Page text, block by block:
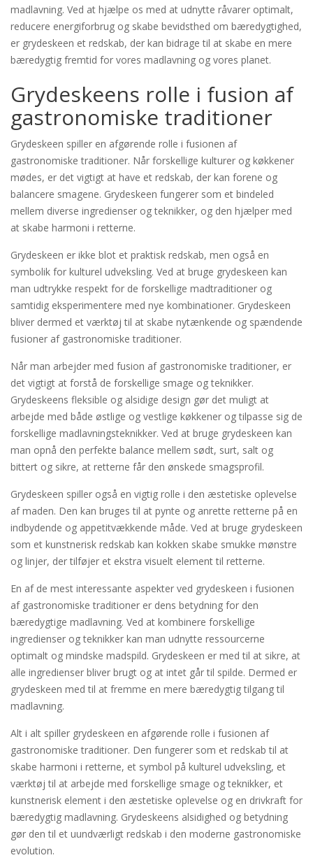
madlavning. Ved at hjælpe os med at udnytte råvarer optimalt,
reducere energiforbrug og skabe bevidsthed om bæredygtighed,
er grydeskeen et redskab, der kan bidrage til at skabe en mere
bæredygtig fremtid for vores madlavning og vores planet.
Grydeskeens rolle i fusion af
gastronomiske traditioner
Grydeskeen spiller en afgørende rolle i fusionen af
gastronomiske traditioner. Når forskellige kulturer og køkkener
mødes, er det vigtigt at have et redskab, der kan forene og
balancere smagene. Grydeskeen fungerer som et bindeled
mellem diverse ingredienser og teknikker, og den hjælper med
at skabe harmoni i retterne.
Grydeskeen er ikke blot et praktisk redskab, men også en
symbolik for kulturel udveksling. Ved at bruge grydeskeen kan
man udtrykke respekt for de forskellige madtraditioner og
samtidig eksperimentere med nye kombinationer. Grydeskeen
bliver dermed et værktøj til at skabe nytænkende og spændende
fusioner af gastronomiske traditioner.
Når man arbejder med fusion af gastronomiske traditioner, er
det vigtigt at forstå de forskellige smage og teknikker.
Grydeskeens fleksible og alsidige design gør det muligt at
arbejde med både østlige og vestlige køkkener og tilpasse sig de
forskellige madlavningsteknikker. Ved at bruge grydeskeen kan
man opnå den perfekte balance mellem sødt, surt, salt og
bittert og sikre, at retterne får den ønskede smagsprofil.
Grydeskeen spiller også en vigtig rolle i den æstetiske oplevelse
af maden. Den kan bruges til at pynte og anrette retterne på en
indbydende og appetitvækkende måde. Ved at bruge grydeskeen
som et kunstnerisk redskab kan kokken skabe smukke mønstre
og linjer, der tilføjer et ekstra visuelt element til retterne.
En af de mest interessante aspekter ved grydeskeen i fusionen
af gastronomiske traditioner er dens betydning for den
bæredygtige madlavning. Ved at kombinere forskellige
ingredienser og teknikker kan man udnytte ressourcerne
optimalt og mindske madspild. Grydeskeen er med til at sikre, at
alle ingredienser bliver brugt og at intet går til spilde. Dermed er
grydeskeen med til at fremme en mere bæredygtig tilgang til
madlavning.
Alt i alt spiller grydeskeen en afgørende rolle i fusionen af
gastronomiske traditioner. Den fungerer som et redskab til at
skabe harmoni i retterne, et symbol på kulturel udveksling, et
værktøj til at arbejde med forskellige smage og teknikker, et
kunstnerisk element i den æstetiske oplevelse og en drivkraft for
bæredygtig madlavning. Grydeskeens alsidighed og betydning
gør den til et uundværligt redskab i den moderne gastronomiske
evolution.